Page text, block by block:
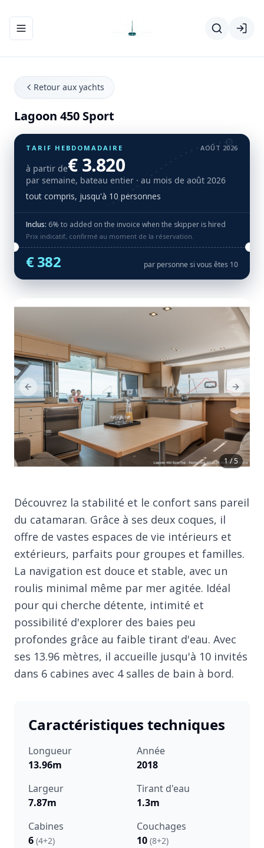
Ouvrir/fermer le menu de navigation
Retour aux yachts
Lagoon 450 Sport
TARIF HEBDOMADAIRE AOÛT 2026
à partir de€ 3.820
par semaine, bateau entier · au mois de août 2026
tout compris, jusqu'à 10 personnes
Inclus: 6% to added on the invoice when the skipper is hired
Prix indicatif, confirmé au moment de la réservation.
€ 382 par personne si vous êtes 10
1 / 5
Previous Slide Next
Découvrez la stabilité et le confort sans pareil
du catamaran. Grâce à ses deux coques, il
offre de vastes espaces de vie intérieurs et
extérieurs, parfaits pour groupes et familles.
La navigation est douce et stable, avec un
roulis minimal même par mer agitée. Idéal
pour qui cherche détente, intimité et
possibilité d'explorer des baies peu
profondes grâce au faible tirant d'eau. Avec
ses 13.96 mètres, il accueille jusqu'à 10 invités
dans 6 cabines avec 4 salles de bain à bord.
Caractéristiques techniques
Longueur
13.96m
Année
2018
Largeur
7.87m
Tirant d'eau
1.3m
Cabines
6 (4+2)
Couchages
10 (8+2)